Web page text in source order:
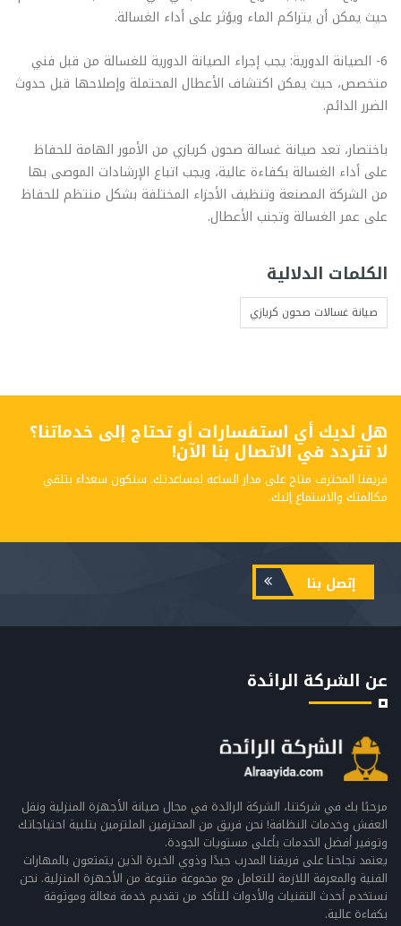
حيث يمكن أن يتراكم الماء ويؤثر على أداء الغسالة.
6- الصيانة الدورية: يجب إجراء الصيانة الدورية للغسالة من قبل فني
متخصص، حيث يمكن اكتشاف الأعطال المحتملة وإصلاحها قبل حدوث
الضرر الدائم.
باختصار، تعد صيانة غسالة صحون كريازي من الأمور الهامة للحفاظ
على أداء الغسالة بكفاءة عالية، ويجب اتباع الإرشادات الموصى بها
من الشركة المصنعة وتنظيف الأجزاء المختلفة بشكل منتظم للحفاظ
على عمر الغسالة وتجنب الأعطال.
الكلمات الدلالية
صيانة غسالات صحون كريازي
هل لديك أي استفسارات أو تحتاج إلى خدماتنا؟
لا تتردد في الاتصال بنا الآن!
فريقنا المحترف متاح على مدار الساعة لمساعدتك. سنكون سعداء بتلقي
مكالمتك والاستماع إليك.
إتصل بنا
عن الشركة الرائدة
مرحبًا بك في شركتنا، الشركة الرائدة في مجال صيانة الأجهزة المنزلية ونقل
العفش وخدمات النظافة! نحن فريق من المحترفين الملتزمين بتلبية احتياجاتك
وتوفير أفضل الخدمات بأعلى مستويات الجودة.
يعتمد نجاحنا على فريقنا المدرب جيدًا وذوي الخبرة الذين يتمتعون بالمهارات
الفنية والمعرفة اللازمة للتعامل مع مجموعة متنوعة من الأجهزة المنزلية. نحن
نستخدم أحدث التقنيات والأدوات للتأكد من تقديم خدمة فعالة وموثوقة
بكفاءة عالية.